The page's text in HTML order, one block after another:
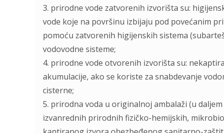
3. prirodne vode zatvorenih izvorišta su:
vode koje na površinu izbijaju pod povećanim
pomoću zatvorenih higijenskih sistema
vodovodne sisteme;
4. prirodne vode otvorenih izvorišta su:
akumulacije, ako se koriste za snabdevanje
cisterne;
5. prirodna voda u originalnoj ambalaži (u
izvanrednih prirodnih fizičko-hemijskih,